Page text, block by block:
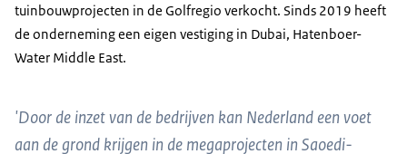
tuinbouwprojecten in de Golfregio verkocht. Sinds 2019 heeft
de onderneming een eigen vestiging in Dubai, Hatenboer-
Water Middle East.
'Door de inzet van de bedrijven kan Nederland een voet
aan de grond krijgen in de megaprojecten in Saoedi-